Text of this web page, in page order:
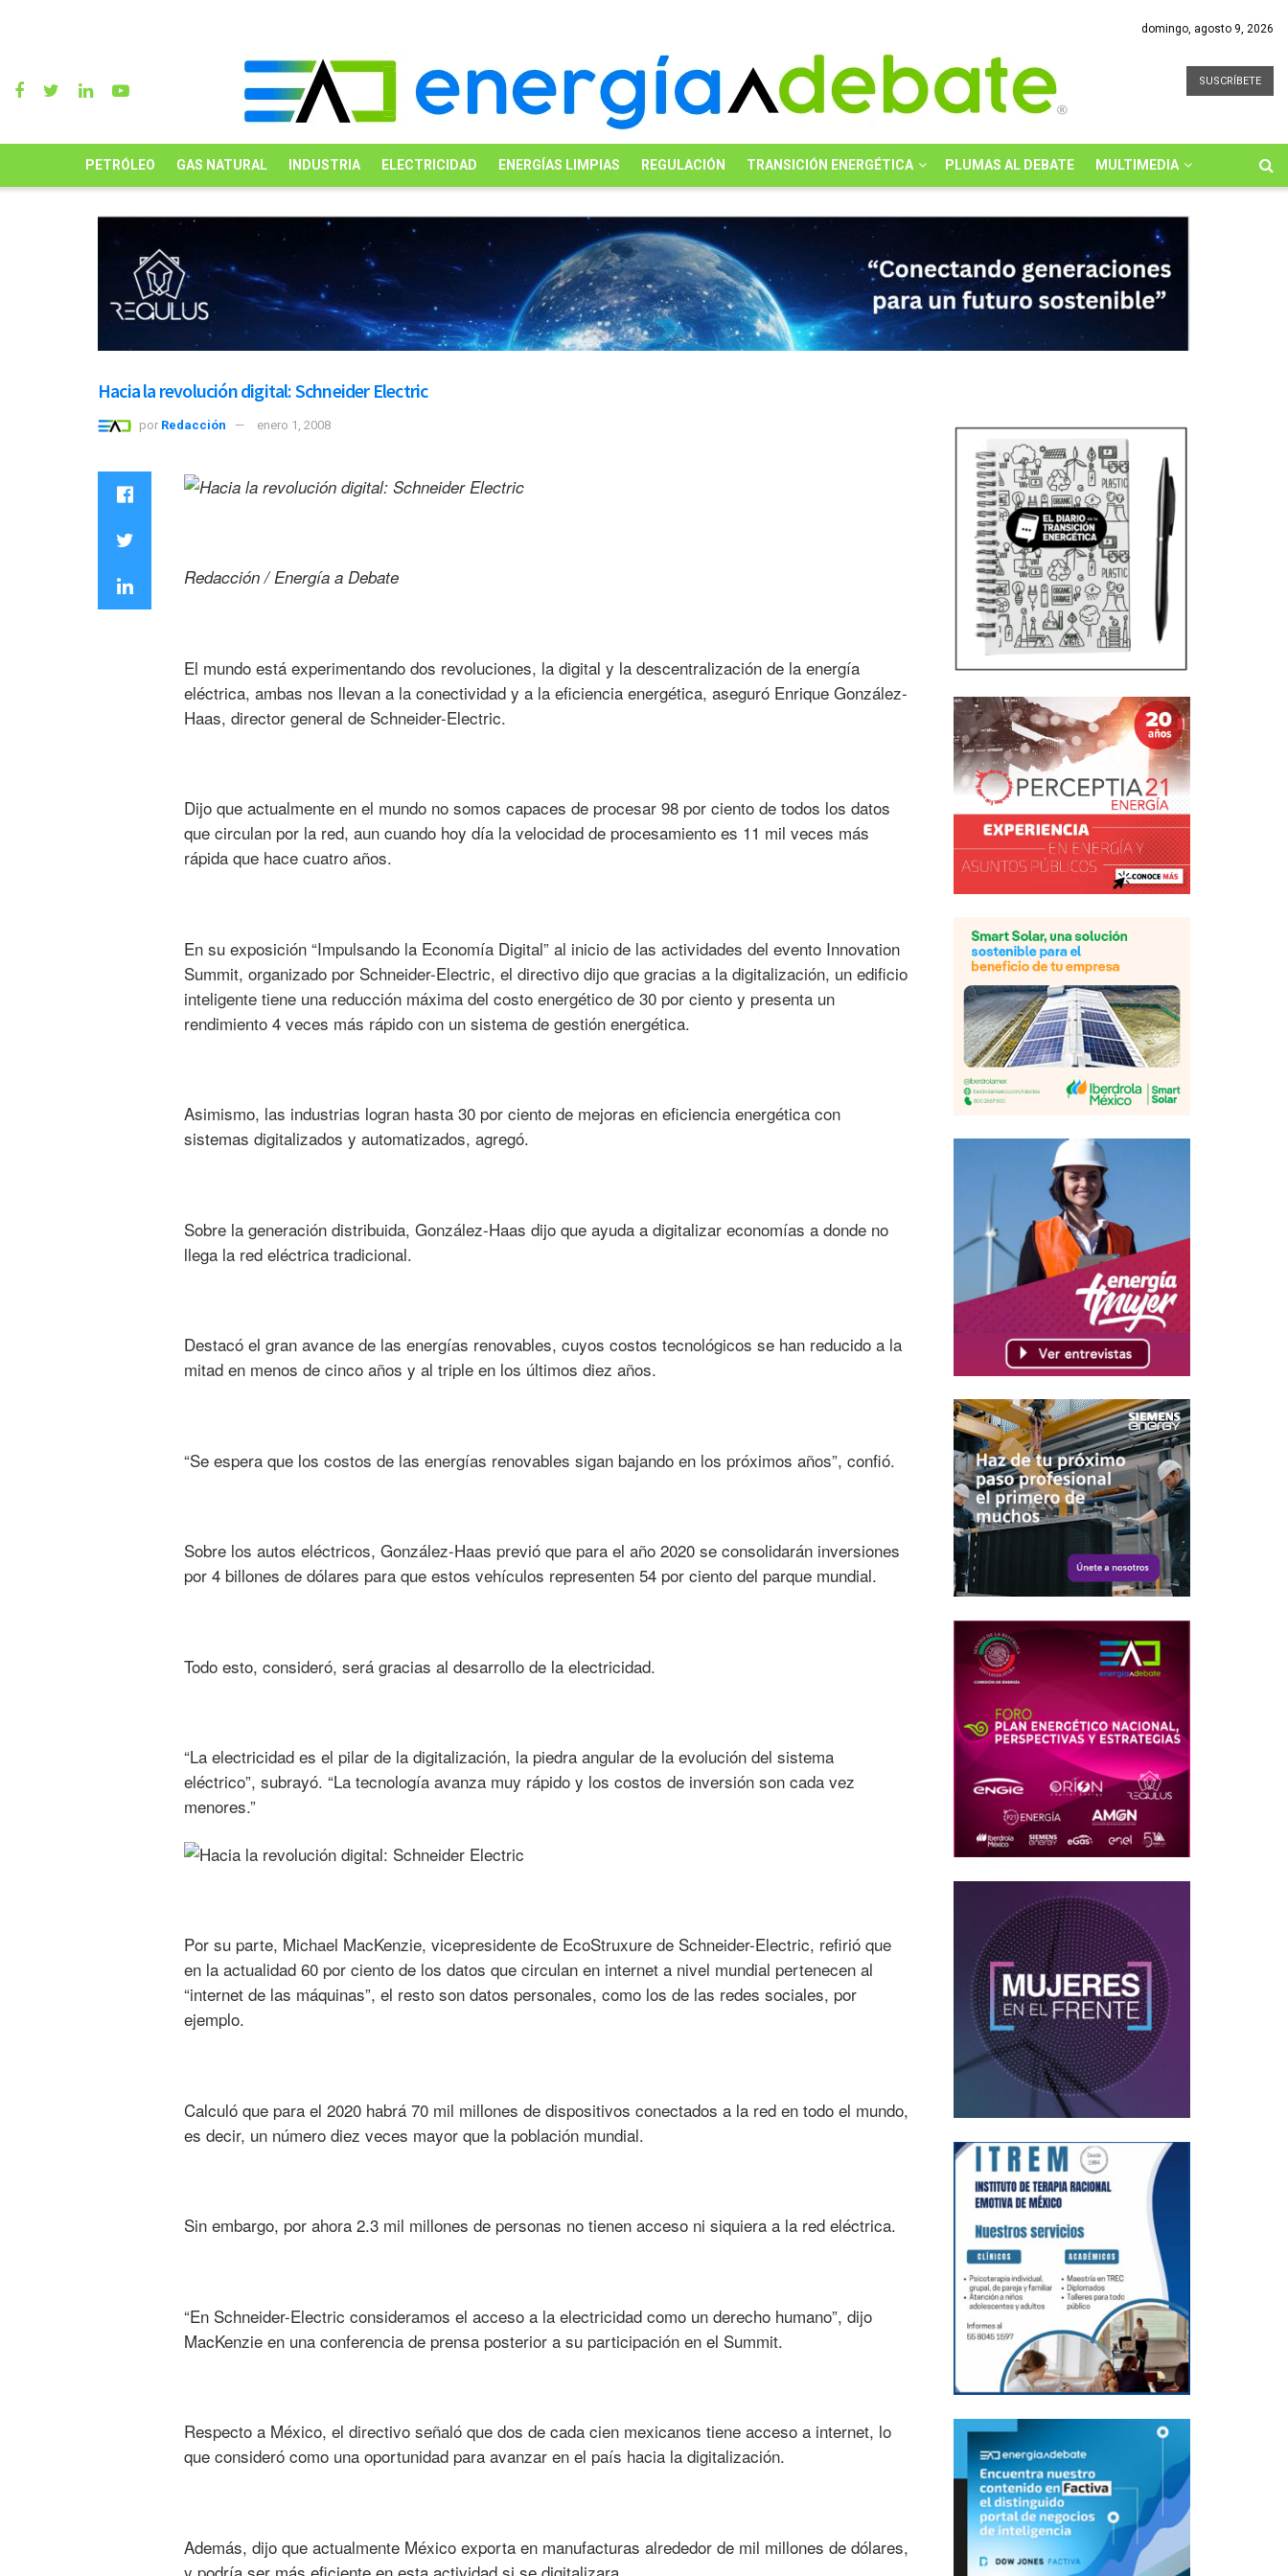
domingo, agosto 9, 2026
SUSCRÍBETE
PETRÓLEO GAS NATURAL INDUSTRIA ELECTRICIDAD ENERGÍAS LIMPIAS REGULACIÓN TRANSICIÓN ENERGÉTICA PLUMAS AL DEBATE MULTIMEDIA
Hacia la revolución digital: Schneider Electric
por Redacción enero 1, 2008
Redacción / Energía a Debate
El mundo está experimentando dos revoluciones, la digital y la descentralización de la energía
eléctrica, ambas nos llevan a la conectividad y a la eficiencia energética, aseguró Enrique González-
Haas, director general de Schneider-Electric.
Dijo que actualmente en el mundo no somos capaces de procesar 98 por ciento de todos los datos
que circulan por la red, aun cuando hoy día la velocidad de procesamiento es 11 mil veces más
rápida que hace cuatro años.
En su exposición “Impulsando la Economía Digital” al inicio de las actividades del evento Innovation
Summit, organizado por Schneider-Electric, el directivo dijo que gracias a la digitalización, un edificio
inteligente tiene una reducción máxima del costo energético de 30 por ciento y presenta un
rendimiento 4 veces más rápido con un sistema de gestión energética.
Asimismo, las industrias logran hasta 30 por ciento de mejoras en eficiencia energética con
sistemas digitalizados y automatizados, agregó.
Sobre la generación distribuida, González-Haas dijo que ayuda a digitalizar economías a donde no
llega la red eléctrica tradicional.
Destacó el gran avance de las energías renovables, cuyos costos tecnológicos se han reducido a la
mitad en menos de cinco años y al triple en los últimos diez años.
“Se espera que los costos de las energías renovables sigan bajando en los próximos años”, confió.
Sobre los autos eléctricos, González-Haas previó que para el año 2020 se consolidarán inversiones
por 4 billones de dólares para que estos vehículos representen 54 por ciento del parque mundial.
Todo esto, consideró, será gracias al desarrollo de la electricidad.
“La electricidad es el pilar de la digitalización, la piedra angular de la evolución del sistema
eléctrico”, subrayó. “La tecnología avanza muy rápido y los costos de inversión son cada vez
menores.”
Por su parte, Michael MacKenzie, vicepresidente de EcoStruxure de Schneider-Electric, refirió que
en la actualidad 60 por ciento de los datos que circulan en internet a nivel mundial pertenecen al
“internet de las máquinas”, el resto son datos personales, como los de las redes sociales, por
ejemplo.
Calculó que para el 2020 habrá 70 mil millones de dispositivos conectados a la red en todo el mundo,
es decir, un número diez veces mayor que la población mundial.
Sin embargo, por ahora 2.3 mil millones de personas no tienen acceso ni siquiera a la red eléctrica.
“En Schneider-Electric consideramos el acceso a la electricidad como un derecho humano”, dijo
MacKenzie en una conferencia de prensa posterior a su participación en el Summit.
Respecto a México, el directivo señaló que dos de cada cien mexicanos tiene acceso a internet, lo
que consideró como una oportunidad para avanzar en el país hacia la digitalización.
Además, dijo que actualmente México exporta en manufacturas alrededor de mil millones de dólares,